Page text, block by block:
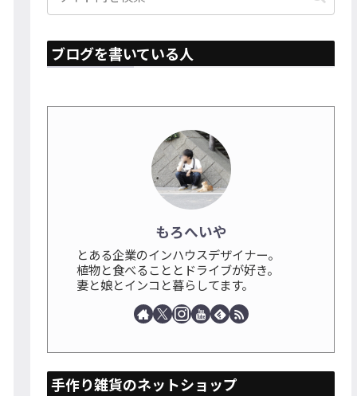
ブログを書いている人
もろへいや
とある企業のインハウスデザイナー。
植物と食べることとドライブが好き。
妻と娘とインコと暮らしてます。
手作り雑貨のネットショップ